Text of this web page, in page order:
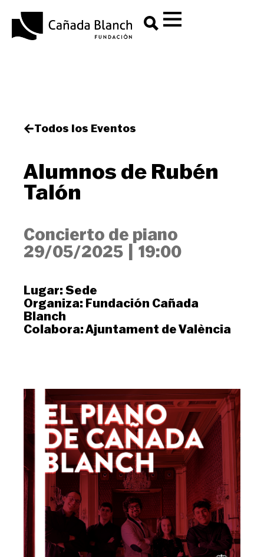
Todos los Eventos
Alumnos de Rubén
Talón
Concierto de piano
29/05/2025
19:00
Lugar: Sede
Organiza: Fundación Cañada
Blanch
Colabora:Ajuntament de València